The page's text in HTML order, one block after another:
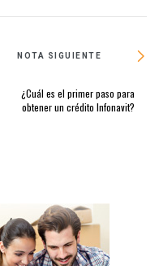
NOTA SIGUIENTE
¿Cuál es el primer paso para
obtener un crédito Infonavit?